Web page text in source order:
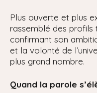
Plus ouverte et plus
rassemblé des profils
confirmant son
et la volonté de
plus grand nombre.
Quand la parole